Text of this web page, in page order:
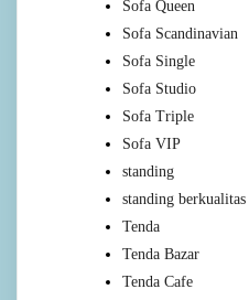
Sofa Queen
Sofa Scandinavian
Sofa Single
Sofa Studio
Sofa Triple
Sofa VIP
standing
standing berkualitas
Tenda
Tenda Bazar
Tenda Cafe